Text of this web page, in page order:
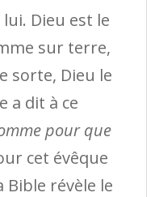
Dieu est le
sur terre,
sorte, Dieu le
a dit à ce
pour que
cet évêque
Bible révèle le